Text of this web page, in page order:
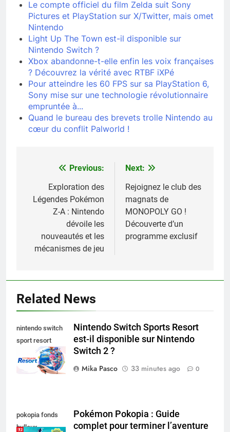
Le compte officiel du film Zelda suit Sony
Pictures et PlayStation sur X/Twitter, mais omet
Nintendo
Light Up The Town est-il disponible sur
Nintendo Switch ?
Xbox abandonne-t-elle enfin les voix françaises
? Découvrez la vérité avec RTBF iXPé
Pour atteindre les 60 FPS sur sa PlayStation 6,
Sony mise sur une technologie révolutionnaire
empruntée à...
Quand le bureau des brevets trolle Nintendo au
cœur du conflit Palworld !
Navigation
l’article
Previous:
Exploration des
Légendes Pokémon
Z-A : Nintendo
dévoile les
nouveautés et les
mécanismes de jeu
Next:
Rejoignez le club des
magnats de
MONOPOLY GO !
Découverte d’un
programme exclusif
Related News
nintendo switch
sport resort
nintendo switch
Nintendo Switch Sports Resort
est-il disponible sur Nintendo
Switch 2 ?
Mika Pasco
33 minutes ago 0
pokopia fonds
bulleux
Pokémon Pokopia : Guide
complet pour terminer l’aventure